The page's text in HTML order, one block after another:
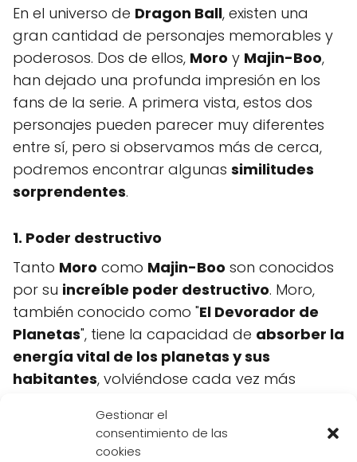
Gestionar el
consentimiento de las
cookies
En el universo de Dragon Ball, existen una
gran cantidad de personajes memorables y
poderosos. Dos de ellos, Moro y Majin-Boo,
han dejado una profunda impresión en los
fans de la serie. A primera vista, estos dos
personajes pueden parecer muy diferentes
entre sí, pero si observamos más de cerca,
podremos encontrar algunas similitudes
sorprendentes.
1. Poder destructivo
Tanto Moro como Majin-Boo son conocidos
por su increíble poder destructivo. Moro,
también conocido como "El Devorador de
Planetas", tiene la capacidad de absorber la
energía vital de los planetas y sus
habitantes, volviéndose cada vez más
más poderosa, puede
destruir fácilmente
planetas enteros
poderoso rayo de